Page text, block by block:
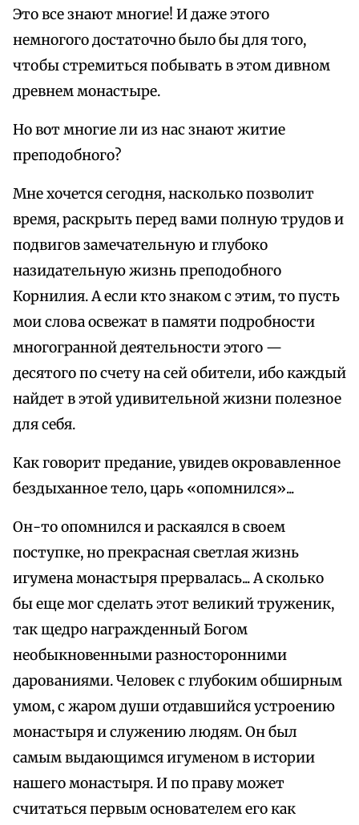
Это все знают многие! И даже этого
немногого достаточно было бы для того,
чтобы стремиться побывать в этом дивном
древнем монастыре.
Но вот многие ли из нас знают житие
преподобного?
Мне хочется сегодня, насколько позволит
время, раскрыть перед вами полную трудов и
подвигов замечательную и глубоко
назидательную жизнь преподобного
Корнилия. А если кто знаком с этим, то пусть
мои слова освежат в памяти подробности
многогранной деятельности этого —
десятого по счету на сей обители, ибо каждый
найдет в этой удивительной жизни полезное
для себя.
Как говорит предание, увидев окровавленное
бездыханное тело, царь «опомнился»...
Он-то опомнился и раскаялся в своем
поступке, но прекрасная светлая жизнь
игумена монастыря прервалась... А сколько
бы еще мог сделать этот великий труженик,
так щедро награжденный Богом
необыкновенными разносторонними
дарованиями. Человек с глубоким обширным
умом, с жаром души отдавшийся устроению
монастыря и служению людям. Он был
самым выдающимся игуменом в истории
нашего монастыря. И по праву может
считаться первым основателем его как